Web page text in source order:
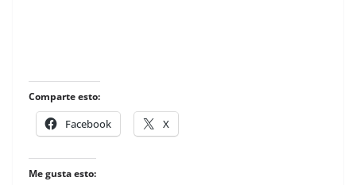
Comparte esto:
Facebook X
Me gusta esto: